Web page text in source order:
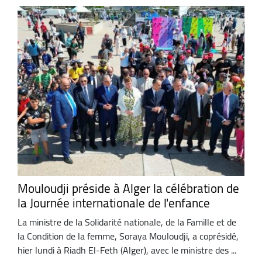
Mouloudji préside à Alger la célébration de
la Journée internationale de l'enfance
La ministre de la Solidarité nationale, de la Famille et de
la Condition de la femme, Soraya Mouloudji, a coprésidé,
hier lundi à Riadh El-Feth (Alger), avec le ministre des ...